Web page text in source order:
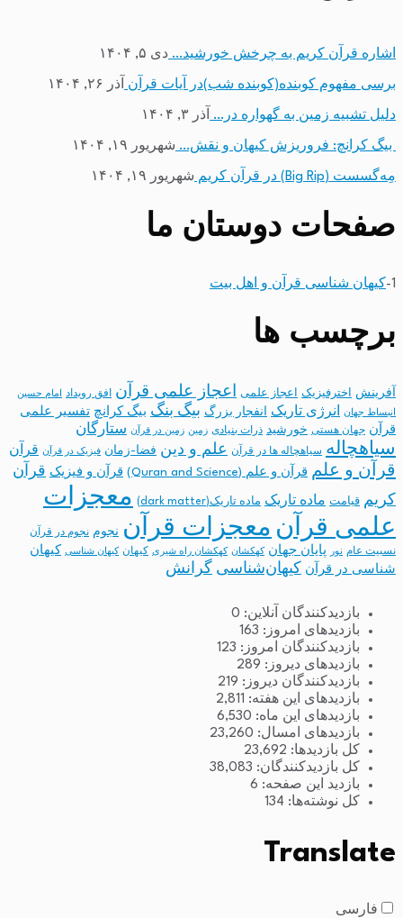
اشاره قرآن کریم به چرخش خورشید… دی ۵, ۱۴۰۴
برسی مفهوم کوبنده(کوبنده شب)در آیات قرآن آذر ۲۶, ۱۴۰۴
دلیل تشبیه زمین به گهواره در… آذر ۳, ۱۴۰۴
بیگ کرانچ: فروریزش کیهان و نقش… شهریور ۱۹, ۱۴۰۴
مِه‌گسست (Big Rip) در قرآن کریم شهریور ۱۹, ۱۴۰۴
صفحات دوستان ما
1- کیهان شناسی قرآن و اهل بیت
برچسب ها
آفرینش اخترفیزیک اعجاز علمی اعجاز علمی قرآن افق رویداد امام حسین
انبساط جهان انرژی تاریک انفجار بزرگ بیگ بنگ بیگ کرانچ تفسیر علمی
قرآن جهان هستی خورشید ذرات بنیادی زمین زمین در قرآن ستارگان
سیاهچاله سیاهچاله ها در قرآن علم و دین فضا-زمان فیزیک در قرآن قرآن
قرآن و علم قرآن و علم (Quran and Science) قرآن و فیزیک قرآن
کریم قیامت ماده تاریک ماده تاریک(dark matter)
معجزات
علمی قرآن معجزات قرآن نجوم نجوم در قرآن
نسبیت عام نور پایان جهان کهکشان کهکشان راه شیری کیهان کیهان شناسی
کیهان
شناسی در قرآن
کیهان‌شناسی گرانش
بازدیدکنندگان آنلاین: 0
بازدیدهای امروز: 163
بازدیدکنندگان امروز: 123
بازدیدهای دیروز: 289
بازدیدکنندگان دیروز: 219
بازدیدهای این هفته: 2,811
بازدیدهای این ماه: 6,530
بازدیدهای امسال: 23,260
کل بازدیدها: 23,692
کل بازدیدکنند‌گان: 38,083
بازدید این صفحه: 6
کل نوشته‌ها: 134
Translate
فارسی